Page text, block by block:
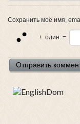
Сохранить моё имя,
+ один =